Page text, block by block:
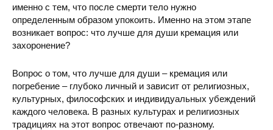
именно с тем, что после смерти тело нужно
определенным образом упокоить. Именно на этом этапе
возникает вопрос: что лучше для души кремация или
захоронение?
Вопрос о том, что лучше для души – кремация или
погребение – глубоко личный и зависит от религиозных,
культурных, философских и индивидуальных убеждений
каждого человека. В разных культурах и религиозных
традициях на этот вопрос отвечают по-разному.